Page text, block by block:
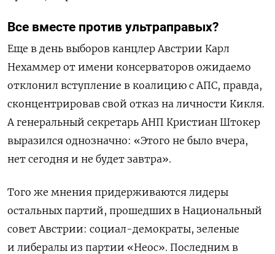
Все вместе против ультраправых?
Еще в день выборов канцлер Австрии Карл
Нехаммер от имени консерваторов ожидаемо
отклонил вступление в коалицию с АПС, правда,
сконцентрировав свой отказ на личности Кикля.
А генеральный секретарь АНП Кристиан Штокер
выразился однозначно: «Этого не было вчера,
нет сегодня и не будет завтра».
Того же мнения придерживаются лидеры
остальных партий, прошедших в Национальный
совет Австрии: социал-демократы, зеленые
и либералы из партии «Неос». Последним в